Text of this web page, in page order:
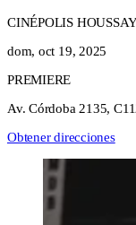
CINÉPOLIS
dom, oct 19, 2025
PREMIERE
Av. Córdoba 2135,
Obtener direcciones